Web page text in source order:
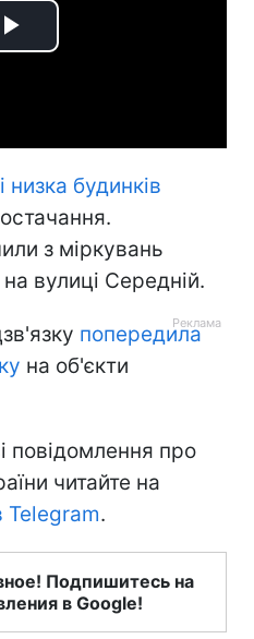
Play
низка будинків
з міркувань
на вулиці Середній.
попередила
на об'єкти
повідомлення про
читайте на
Telegram.
Подпишитесь на
в Google!